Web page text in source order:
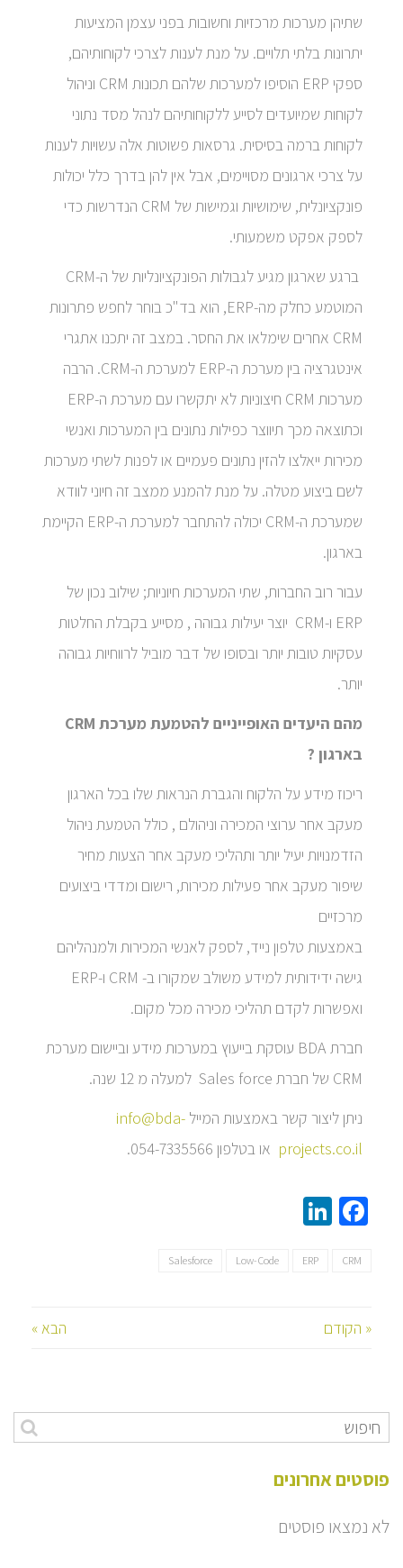
שתיהן מערכות מרכזיות וחשובות בפני עצמן המציעות
יתרונות בלתי תלויים. על מנת לענות לצרכי לקוחותיהם,
ספקי ERP הוסיפו למערכות שלהם תכונות CRM וניהול
לקוחות שמיועדים לסייע ללקוחותיהם לנהל מסד נתוני
לקוחות ברמה בסיסית. גרסאות פשוטות אלה עשויות לענות
על צרכי ארגונים מסויימים, אבל אין להן בדרך כלל יכולות
פונקציונלית, שימושיות וגמישות של CRM הנדרשות כדי
לספק אפקט משמעותי.
ברגע שארגון מגיע לגבולות הפונקציונליות של ה-CRM
המוטמע כחלק מה-ERP, הוא בד"כ בוחר לחפש פתרונות
CRM אחרים שימלאו את החסר. במצב זה יתכנו אתגרי
אינטגרציה בין מערכת ה-ERP למערכת ה-CRM. הרבה
מערכות CRM חיצוניות לא יתקשרו עם מערכת ה-ERP
וכתוצאה מכך תיווצר כפילות נתונים בין המערכות ואנשי
מכירות ייאלצו להזין נתונים פעמיים או לפנות לשתי מערכות
לשם ביצוע מטלה. על מנת להמנע ממצב זה חיוני לוודא
שמערכת ה-CRM יכולה להתחבר למערכת ה-ERP הקיימת
בארגון.
עבור רוב החברות, שתי המערכות חיוניות; שילוב נכון של
ERP ו-CRM יוצר יעילות גבוהה , מסייע בקבלת החלטות
עסקיות טובות יותר ובסופו של דבר מוביל לרווחיות גבוהה
יותר.
מהם היעדים האופייניים להטמעת מערכת CRM
בארגון ?
ריכוז מידע על הלקוח והגברת הנראות שלו בכל הארגון
מעקב אחר ערוצי המכירה וניהולם , כולל הטמעת ניהול
הזדמנויות יעיל יותר ותהליכי מעקב אחר הצעות מחיר
שיפור מעקב אחר פעילות מכירות, רישום ומדדי ביצועים
מרכזיים
באמצעות טלפון נייד, לספק לאנשי המכירות ולמנהליהם
גישה ידידותית למידע משולב שמקורו ב- CRM ו-ERP
ואפשרות לקדם תהליכי מכירה מכל מקום.
חברת BDA עוסקת בייעוץ במערכות מידע וביישום מערכת
CRM של חברת Sales force למעלה מ 12 שנה.
ניתן ליצור קשר באמצעות המייל info@bda-
projects.co.il או בטלפון 054-7335566.
Facebook
CRM
ERP
Low-Code
Salesforce
« הקודם הבא »
פוסטים אחרונים
לא נמצאו פוסטים